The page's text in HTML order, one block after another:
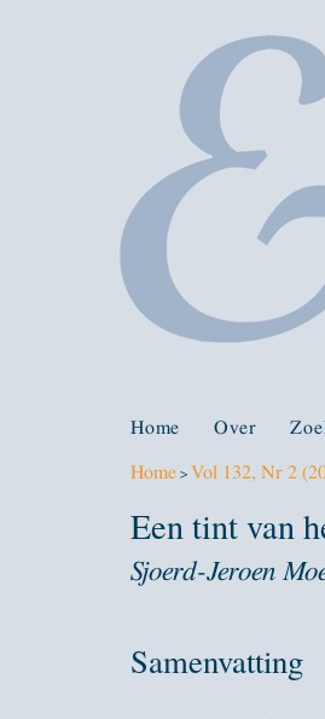
Home Over
Home > Vol 132, Nr 2
Een tint van
Sjoerd-Jeroen
Samenvatting